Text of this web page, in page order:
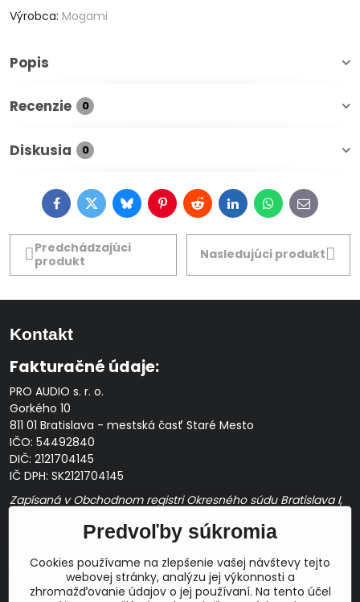
Výrobca: Mogami
Popis
Recenzie 0
Diskusia 0
FacebookTwitterBlueskyPinterestRedditLinkedInWhatsApp
E-
mail
Predchádzajúci
produkt
Nasledujúci produkt
Kontakt
Fakturačné údaje:
PRO AUDIO s. r. o.
Gorkého 10
811 01 Bratislava - mestská časť Staré Mesto
IČO: 54492840
DIČ: 2121704145
IČ DPH: SK2121704145
Zapísaná v Obchodnom registri Okresného súdu Bratislava I,
Prevádzková doba: pracovné dni10:00 - 14:00
E-mail:
obchod@proaudio.sk
Predvoľby súkromia
Cookies používame na zlepšenie vašej návštevy tejto
webovej stránky, analýzu jej výkonnosti a
zhromažďovanie údajov o jej používaní. Na tento účel